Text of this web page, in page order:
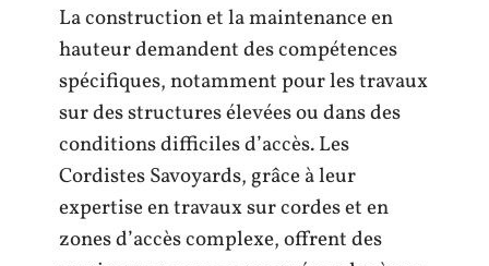
La construction et la maintenance en
hauteur demandent des compétences
spécifiques, notamment pour les travaux
sur des structures élevées ou dans des
conditions difficiles d’accès. Les
Cordistes Savoyards, grâce à leur
expertise en travaux sur cordes et en
zones d’accès complexe, offrent des